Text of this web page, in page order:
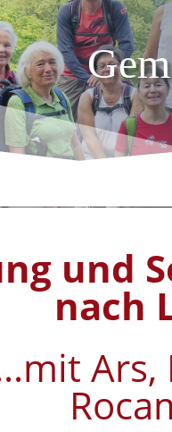
und
nach